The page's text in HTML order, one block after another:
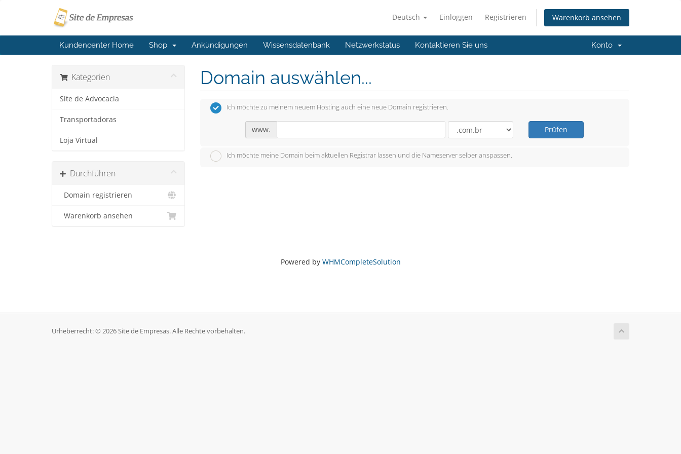
Deutsch Einloggen Registrieren Warenkorb ansehen
Kundencenter Home Shop Ankündigungen Wissensdatenbank Netzwerkstatus Kontaktieren Sie uns Konto
Kategorien
Site de Advocacia
Transportadoras
Loja Virtual
Durchführen
Domain registrieren
Warenkorb ansehen
Domain auswählen...
Ich möchte zu meinem neuem Hosting auch eine neue Domain registrieren.
www. Prüfen
Ich möchte meine Domain beim aktuellen Registrar lassen und die Nameserver selber anspassen.
Powered by WHMCompleteSolution
Urheberrecht: © 2026 Site de Empresas. Alle Rechte vorbehalten.